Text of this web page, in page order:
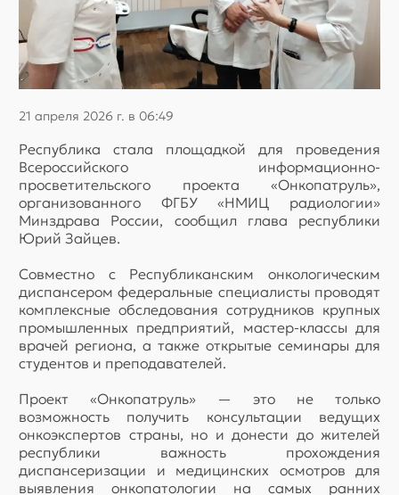
21 апреля 2026 г. в 06:49
Республика стала площадкой для проведения
Всероссийского информационно-
просветительского проекта «Онкопатруль»,
организованного ФГБУ «НМИЦ радиологии»
Минздрава России, сообщил глава республики
Юрий Зайцев.
Совместно с Республиканским онкологическим
диспансером федеральные специалисты проводят
комплексные обследования сотрудников крупных
промышленных предприятий, мастер-классы для
врачей региона, а также открытые семинары для
студентов и преподавателей.
Проект «Онкопатруль» — это не только
возможность получить консультации ведущих
онкоэкспертов страны, но и донести до жителей
республики важность прохождения
диспансеризации и медицинских осмотров для
выявления онкопатологии на самых ранних